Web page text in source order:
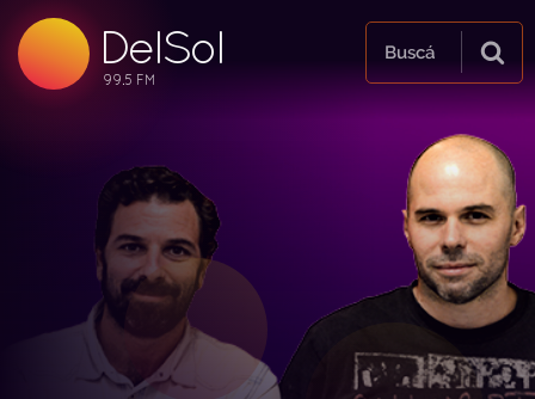
DelSol
99.5 FM
99.5 FM
99.5 FM
Buscá